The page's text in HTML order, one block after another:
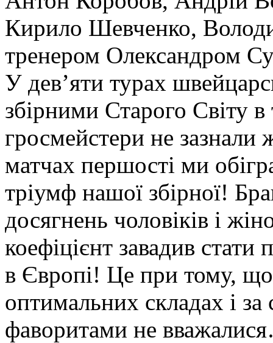
Кирило Шевченко,
тренером Олександром
У дев’яти турах
збірними Старого Світу
гросмейстери не
матчах першості ми
тріумф нашої збірної!
досягнень чоловіків і
коефіцієнт завадив
в Європі! Це при тому, що
оптимальних складах і
фаворитами не